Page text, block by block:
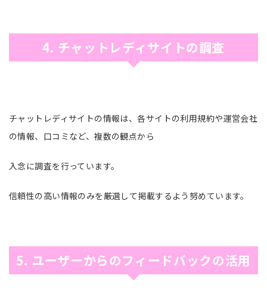
4. チャットレディサイトの調査
チャットレディサイトの情報は、各サイトの利用規約や運営会社
の情報、口コミなど、複数の観点から
入念に調査を行っています。
信頼性の高い情報のみを厳選して掲載するよう努めています。
5. ユーザーからのフィードバックの活用